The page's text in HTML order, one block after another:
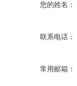
您的姓名：
联系电话：
常用邮箱：